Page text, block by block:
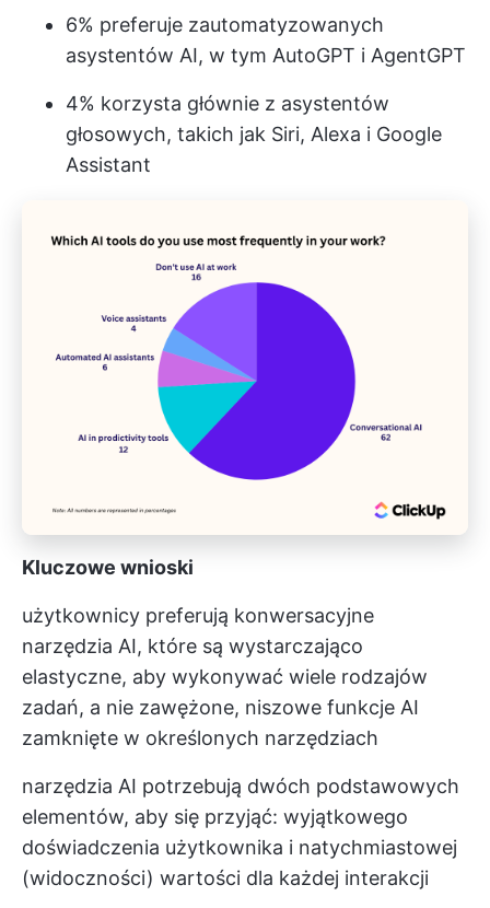
6% preferuje zautomatyzowanych
asystentów AI, w tym AutoGPT i AgentGPT
4% korzysta głównie z asystentów
głosowych, takich jak Siri, Alexa i Google
Assistant
Kluczowe wnioski
użytkownicy preferują konwersacyjne
narzędzia AI, które są wystarczająco
elastyczne, aby wykonywać wiele rodzajów
zadań, a nie zawężone, niszowe funkcje AI
zamknięte w określonych narzędziach
narzędzia AI potrzebują dwóch podstawowych
elementów, aby się przyjąć: wyjątkowego
doświadczenia użytkownika i natychmiastowej
(widoczności) wartości dla każdej interakcji